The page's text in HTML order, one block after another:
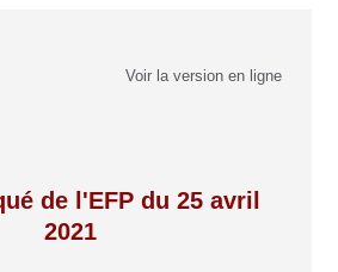
Voir la version en ligne
de l'EFP du 25 avril
2021